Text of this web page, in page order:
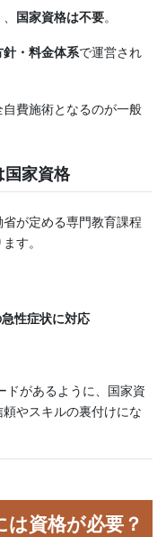
国家資格は不要。
針・料金体系で運営され
費施術となるのが一般
家資格
省が定める専門教育課程
す。
性症状に対応
ドがあるように、国家資
やスキルの裏付けにな
は資格が必要？